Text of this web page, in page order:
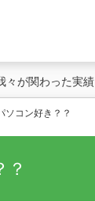
々が関わった実績
ソコン好き？？
？